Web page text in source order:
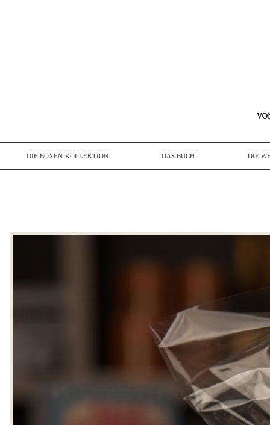
DIE BOXEN-KOLLEKTION DAS BUCH DIE